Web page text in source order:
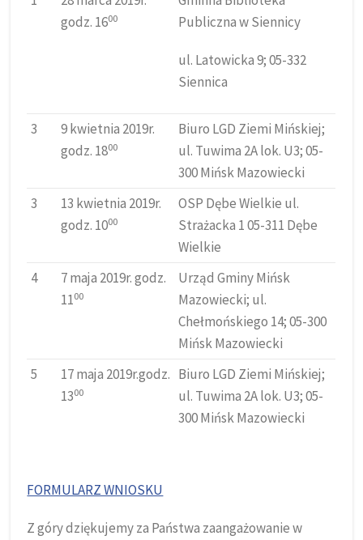
godz. 1600
Publiczna w Siennicy
ul. Latowicka 9; 05-332
Siennica
3
9 kwietnia 2019r.
godz. 1800
Biuro LGD Ziemi Mińskiej;
ul. Tuwima 2A lok. U3; 05-
300 Mińsk Mazowiecki
3
13 kwietnia 2019r.
godz. 1000
OSP Dębe Wielkie ul.
Strażacka 1 05-311 Dębe
Wielkie
4
7 maja 2019r. godz.
1100
Urząd Gminy Mińsk
Mazowiecki; ul.
Chełmońskiego 14; 05-300
Mińsk Mazowiecki
5
17 maja 2019r.godz.
1300
Biuro LGD Ziemi Mińskiej;
ul. Tuwima 2A lok. U3; 05-
300 Mińsk Mazowiecki
FORMULARZ WNIOSKU
Z góry dziękujemy za Państwa zaangażowanie w